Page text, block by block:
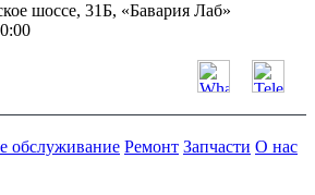
шоссе, 31Б, «Бавария Лаб»
обслуживание Ремонт Запчасти О нас